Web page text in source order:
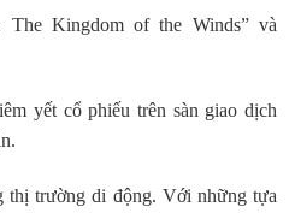
Kingdom of the Winds” và
yết cổ phiếu trên sàn giao dịch
thị trường di động. Với những tựa